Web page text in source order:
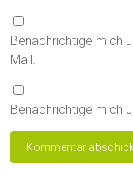
Benachrichtige mich
Mail.
Benachrichtige mich